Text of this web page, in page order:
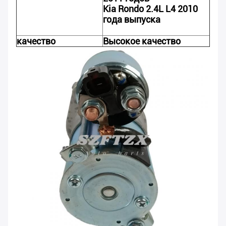
Kia Rondo 2.4L L4 2010
года выпуска
качество Высокое качество